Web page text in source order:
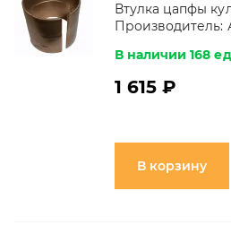
Втулка цапфы
Производитель:
В наличии 168 ед
1 615 ₽
В корзину